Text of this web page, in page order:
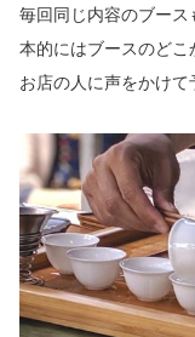
毎回同じ内容のブー
本的にはブースのど
お店の人に声をかけて